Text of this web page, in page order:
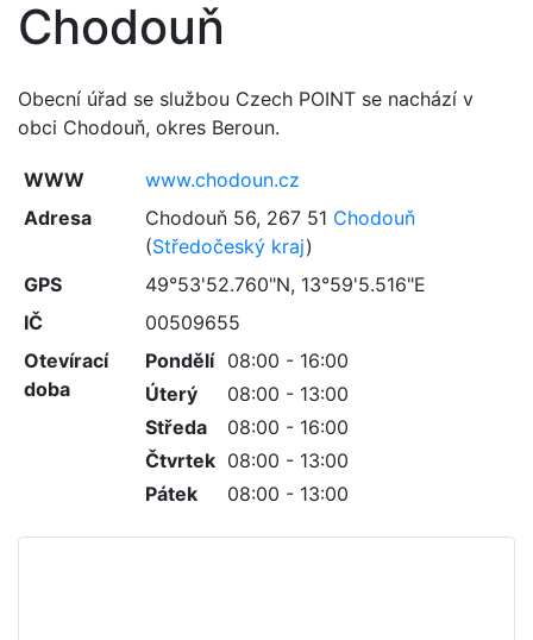
Chodouň
Obecní úřad se službou Czech POINT se nachází v
obci Chodouň, okres Beroun.
WWW
www.chodoun.cz
Adresa
Chodouň 56, 267 51 Chodouň
(Středočeský kraj)
GPS
49°53'52.760"N, 13°59'5.516"E
IČ
00509655
Otevírací
doba
Pondělí
08:00 - 16:00
Úterý
08:00 - 13:00
Středa
08:00 - 16:00
Čtvrtek 08:00 - 13:00
Pátek
08:00 - 13:00